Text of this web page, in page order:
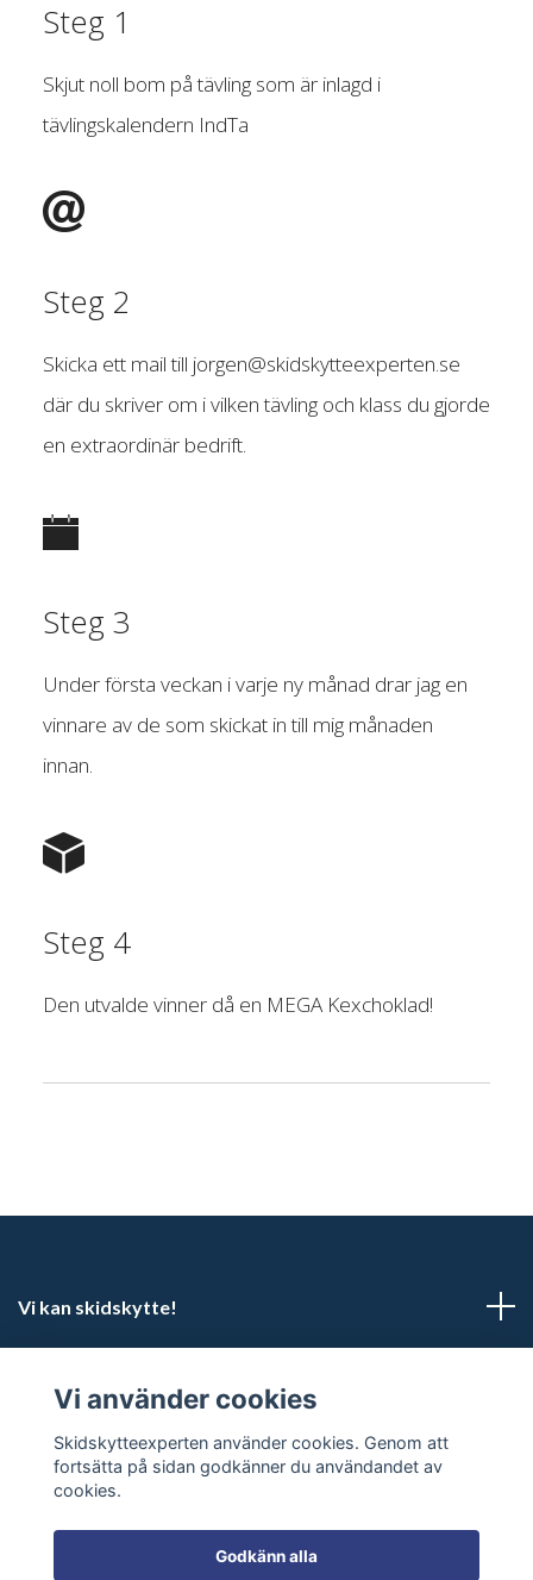
Steg 1
Skjut noll bom på tävling som är inlagd i
tävlingskalendern IndTa
Steg 2
Skicka ett mail till jorgen@skidskytteexperten.se
där du skriver om i vilken tävling och klass du gjorde
en extraordinär bedrift.
Steg 3
Under första veckan i varje ny månad drar jag en
vinnare av de som skickat in till mig månaden
innan.
Steg 4
Den utvalde vinner då en MEGA Kexchoklad!
Vi kan skidskytte!
Sociala medier
Vi använder cookies
Skidskytteexperten använder cookies. Genom att
fortsätta på sidan godkänner du användandet av
cookies.
Godkänn alla